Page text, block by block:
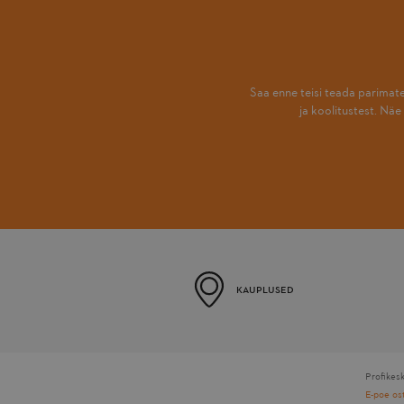
Saa enne teisi teada
ja koolitustest.
KAUPLUSED
E-poe